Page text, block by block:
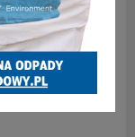
Zabrze
na rzecz